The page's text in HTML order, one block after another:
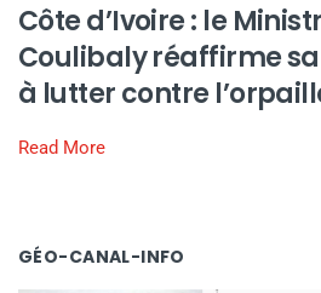
Côte d’Ivoire : le
Coulibaly réaffirme
à lutter contre
Read More
GÉO-CANAL-INFO